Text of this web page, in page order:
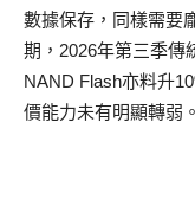
數據保存，同樣需要
期，2026年第三季傳
NAND Flash亦料升
價能力未有明顯轉弱。